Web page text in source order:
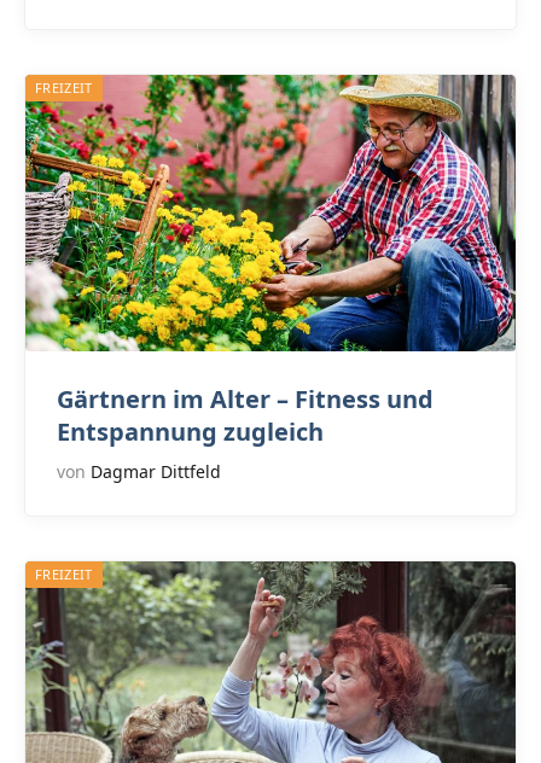
FREIZEIT
Gärtnern im Alter – Fitness und
Entspannung zugleich
von Dagmar Dittfeld
FREIZEIT